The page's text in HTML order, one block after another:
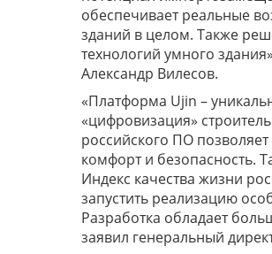
обеспечивает реальные
зданий в целом. Также
технологий умного
Александр Вилесов.
«Платформа Ujin –
«цифровизация»
российского ПО
комфорт и безопасность.
Индекс качества жизни
запустить реализацию
Разработка обладает
заявил генеральный